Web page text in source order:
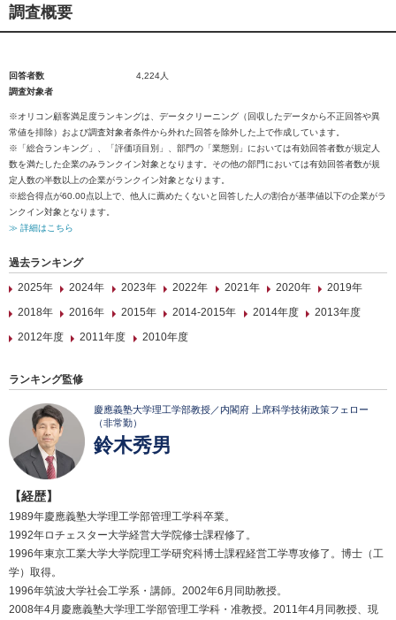
調査概要
回答者数
4,224人
調査対象者
※オリコン顧客満足度ランキングは、データクリーニング（回収したデータから不正回答や異
常値を排除）および調査対象者条件から外れた回答を除外した上で作成しています。
※「総合ランキング」、「評価項目別」、部門の「業態別」においては有効回答者数が規定人
数を満たした企業のみランクイン対象となります。その他の部門においては有効回答者数が規
定人数の半数以上の企業がランクイン対象となります。
※総合得点が60.00点以上で、他人に薦めたくないと回答した人の割合が基準値以下の企業がラ
ンクイン対象となります。
≫ 詳細はこちら
過去ランキング
2025年
2024年 2023年 2022年 2021年 2020年
2019年
2018年
2016年 2015年 2014-2015年 2014年度
2013年度
2012年度
2011年度 2010年度
ランキング監修
慶應義塾大学理工学部教授／内閣府 上席科学技術政策フェロー
（非常勤）
鈴木秀男
【経歴】
1989年慶應義塾大学理工学部管理工学科卒業。
1992年ロチェスター大学経営大学院修士課程修了。
1996年東京工業大学大学院理工学研究科博士課程経営工学専攻修了。博士（工
学）取得。
1996年筑波大学社会工学系・講師。2002年6月同助教授。
2008年4月慶應義塾大学理工学部管理工学科・准教授。2011年4月同教授、現